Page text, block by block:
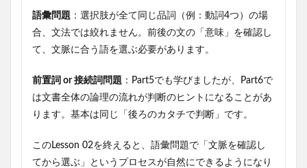
語彙問題 ：選択肢が全て同じ品詞（例：動詞4つ）の場
合、文法では絞れません。前後の文の「意味」を確認し
て、文脈に合う語を選ぶ必要があります。
前置詞 or 接続詞問題 ：Part5でも学びましたが、Part6で
は文書全体の論理の流れが判断のヒントになることがあ
ります。基本は同じ「後ろのカタチで判断」です。
このLesson 02を終えると、語彙問題で「文脈を確認し
てから選ぶ」というプロセスが自然にできるようになり